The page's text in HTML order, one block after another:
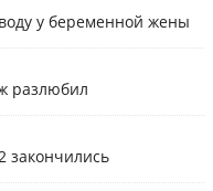
у беременной жены
разлюбил
закончились